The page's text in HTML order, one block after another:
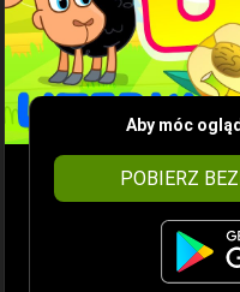
Aby móc
POBIERZ